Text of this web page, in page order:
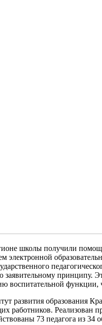
школы получили
электронной
заявительному принципу.
воспитательной функции,
развития образования
работников. Реализован
73 педагога из